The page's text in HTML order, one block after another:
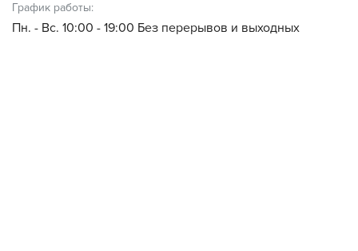
График работы:
Пн. - Вс. 10:00 - 19:00 Без перерывов и выходных